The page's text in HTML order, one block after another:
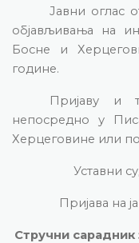
Јавни оглас
објављивања на
Босне и
године.
Пријаву и
непосредно у
Херцеговине или
Уставни
Пријава на
Стручни